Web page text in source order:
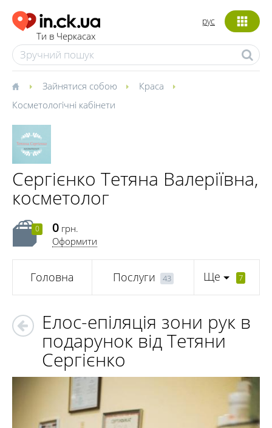
Ти в Черкасах
рус
Зайнятися собою
Краса
Косметологічні кабінети
Сергієнко Тетяна Валеріївна,
косметолог
0 0 грн.
Оформити
Головна Послуги 43 Ще 7
Елос-епіляція зони рук в
подарунок від Тетяни
Сергієнко